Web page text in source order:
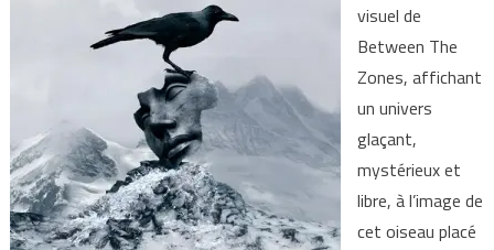
visuel de
Between The
Zones, affichant
un univers
glaçant,
mystérieux et
libre, à l’image de
cet oiseau placé